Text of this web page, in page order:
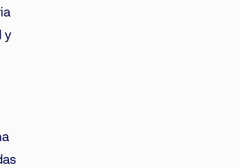
y